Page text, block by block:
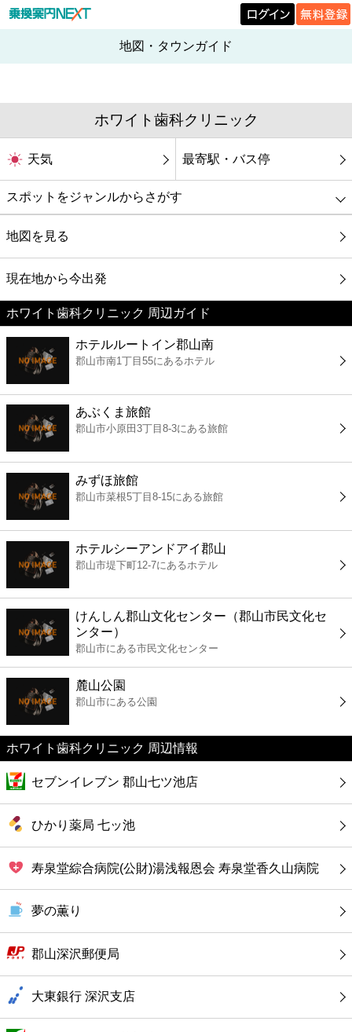
地図・タウンガイド
ホワイト歯科クリニック
天気 最寄駅・バス停
スポットをジャンルからさがす
グルメ
映画
美容
コンビニ
薬局
スーパー
エンタメ
レジャー
書店
ファミレス
ファーストフード
カフェ
ショッピング
銀行
公共
病院
ホテル
地図を見る
現在地から今出発
ホワイト歯科クリニック 周辺ガイド
ホテルルートイン郡山南
郡山市南1丁目55にあるホテル
あぶくま旅館
郡山市小原田3丁目8-3にある旅館
みずほ旅館
郡山市菜根5丁目8-15にある旅館
ホテルシーアンドアイ郡山
郡山市堤下町12-7にあるホテル
けんしん郡山文化センター（郡山市民文化セ
ンター）
郡山市にある市民文化センター
麓山公園
郡山市にある公園
ホワイト歯科クリニック 周辺情報
セブンイレブン 郡山七ツ池店
ひかり薬局 七ッ池
寿泉堂綜合病院(公財)湯浅報恩会 寿泉堂香久山病院
夢の薫り
郡山深沢郵便局
大東銀行 深沢支店